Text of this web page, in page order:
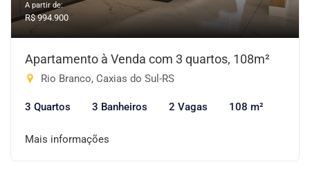
A partir de:
R$ 994.900
Apartamento à Venda com 3 quartos, 108m²
Rio Branco, Caxias do Sul-RS
3 Quartos 3 Banheiros 2 Vagas 108 m²
Mais informações